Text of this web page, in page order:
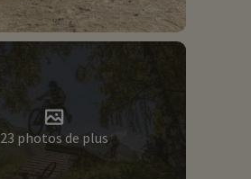
23 photos de plus